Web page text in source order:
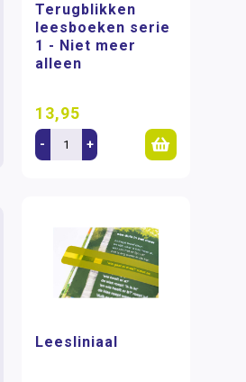
Terugblikken
leesboeken serie
1 - Niet meer
alleen
13,95
- +
Leesliniaal